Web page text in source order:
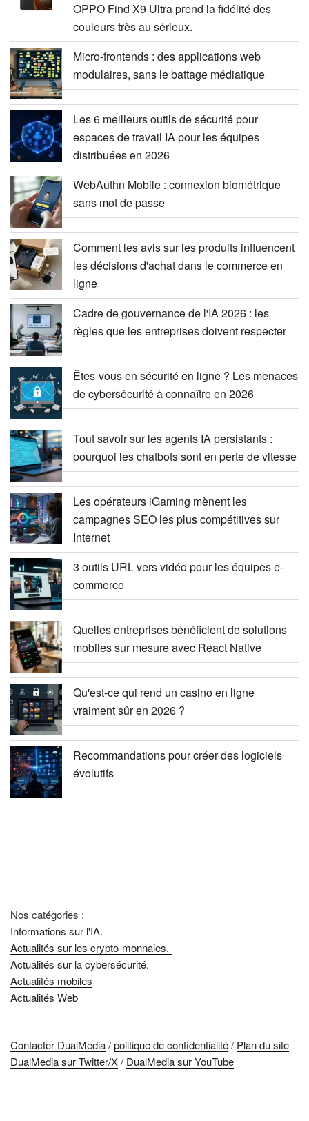
OPPO Find X9 Ultra prend la fidélité des
couleurs très au sérieux.
Micro-frontends : des applications web
modulaires, sans le battage médiatique
Les 6 meilleurs outils de sécurité pour
espaces de travail IA pour les équipes
distribuées en 2026
WebAuthn Mobile : connexion biométrique
sans mot de passe
Comment les avis sur les produits influencent
les décisions d'achat dans le commerce en
ligne
Cadre de gouvernance de l'IA 2026 : les
règles que les entreprises doivent respecter
Êtes-vous en sécurité en ligne ? Les menaces
de cybersécurité à connaître en 2026
Tout savoir sur les agents IA persistants :
pourquoi les chatbots sont en perte de vitesse
Les opérateurs iGaming mènent les
campagnes SEO les plus compétitives sur
Internet
3 outils URL vers vidéo pour les équipes e-
commerce
Quelles entreprises bénéficient de solutions
mobiles sur mesure avec React Native
Qu'est-ce qui rend un casino en ligne
vraiment sûr en 2026 ?
Recommandations pour créer des logiciels
évolutifs
Nos catégories :
Informations sur l'IA.
Actualités sur les crypto-monnaies.
Actualités sur la cybersécurité.
Actualités mobiles
Actualités Web
Contacter DualMedia/politique de confidentialité/ Plan du site
DualMedia sur Twitter/X/ DualMedia sur YouTube